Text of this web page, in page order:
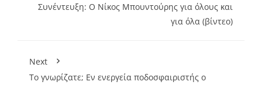
Συνέντευξη: Ο Νίκος Μπουντούρης για όλους και
για όλα (βίντεο)
Next
Το γνωρίζατε; Εν ενεργεία ποδοσφαιριστής ο